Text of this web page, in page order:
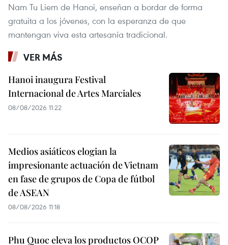
Nam Tu Liem de Hanoi, enseñan a bordar de forma
gratuita a los jóvenes, con la esperanza de que
mantengan viva esta artesanía tradicional.
VER MÁS
Hanoi inaugura Festival
Internacional de Artes Marciales
08/08/2026 11:22
Medios asiáticos elogian la
impresionante actuación de Vietnam
en fase de grupos de Copa de fútbol
de ASEAN
08/08/2026 11:18
Phu Quoc eleva los productos OCOP